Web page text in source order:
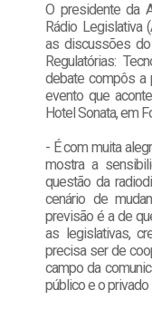
O presidente da
Rádio Legislativa
as discussões do
Regulatórias:
debate compôs a
evento que
Hotel Sonata, em
- É com muita
mostra a
questão da
cenário de
previsão é a de
as legislativas,
precisa ser de
campo da
público e o